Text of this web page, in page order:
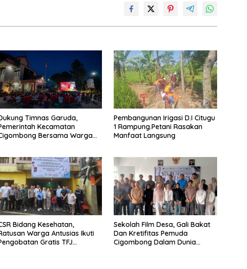
Timnas Garuda,
Kecamatan
Bersama Warga
Pembangunan Irigasi D.I Citugu
1 Rampung.Petani Rasakan
Manfaat Langsung
Bidang Kesehatan,
Warga Antusias Ikuti
Gratis TFJ
Sekolah Film Desa, Gali Bakat
Dan Kretifitas Pemuda
Cigombong Dalam Dunia